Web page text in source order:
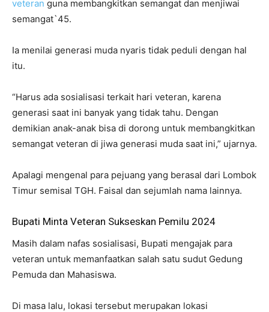
veteran guna membangkitkan semangat dan menjiwai
semangat`45.
Ia menilai generasi muda nyaris tidak peduli dengan hal
itu.
“Harus ada sosialisasi terkait hari veteran, karena
generasi saat ini banyak yang tidak tahu. Dengan
demikian anak-anak bisa di dorong untuk membangkitkan
semangat veteran di jiwa generasi muda saat ini,” ujarnya.
Apalagi mengenal para pejuang yang berasal dari Lombok
Timur semisal TGH. Faisal dan sejumlah nama lainnya.
Bupati Minta Veteran Sukseskan Pemilu 2024
Masih dalam nafas sosialisasi, Bupati mengajak para
veteran untuk memanfaatkan salah satu sudut Gedung
Pemuda dan Mahasiswa.
Di masa lalu, lokasi tersebut merupakan lokasi